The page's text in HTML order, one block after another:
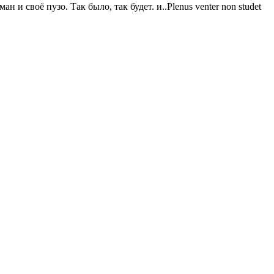
и своё пузо. Так было, так будет. и..Plenus venter non studet